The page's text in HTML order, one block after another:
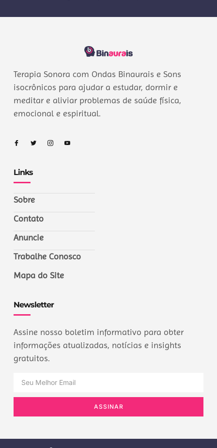
Terapia Sonora com Ondas Binaurais e Sons
isocrônicos para ajudar a estudar, dormir e
meditar e aliviar problemas de saúde física,
emocional e espiritual.
Links
Sobre
Contato
Anuncie
Trabalhe Conosco
Mapa do Site
Newsletter
Assine nosso boletim informativo para obter
informações atualizadas, notícias e insights
gratuitos.
ASSINAR